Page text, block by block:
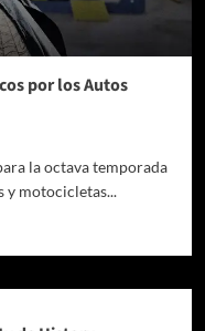
por los Autos
la octava temporada
y motocicletas...